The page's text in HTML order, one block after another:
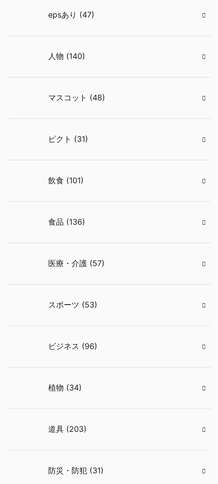
epsあり (47)
人物 (140)
マスコット (48)
ピクト (31)
飲食 (101)
食品 (136)
医療・介護 (57)
スポーツ (53)
ビジネス (96)
植物 (34)
道具 (203)
防災・防犯 (31)